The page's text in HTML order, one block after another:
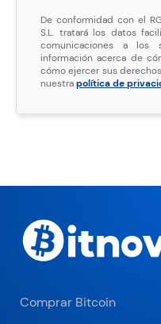
De conformidad con el
S.L. tratará los datos
comunicaciones a los
información acerca de
cómo ejercer sus
nuestrapolítica de
Comprar Bitcoin